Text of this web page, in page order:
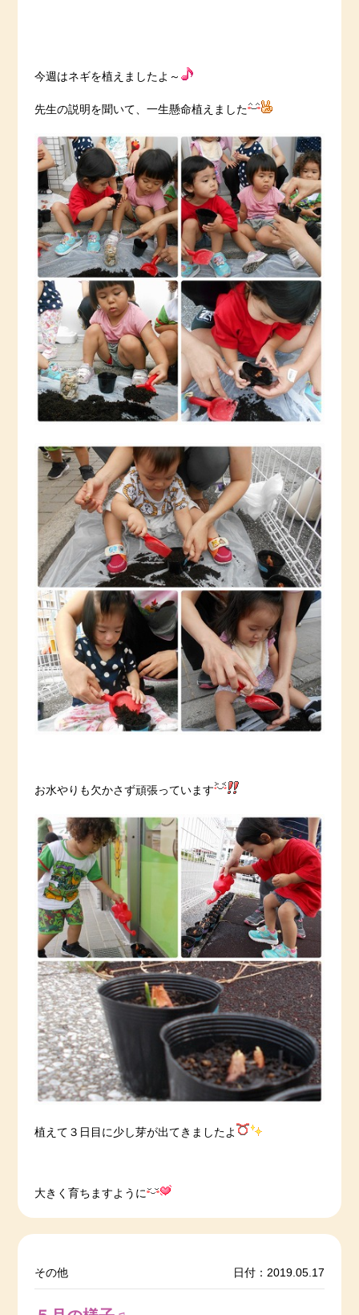
今週はネギを植えましたよ～
先生の説明を聞いて、一生懸命植えました
お水やりも欠かさず頑張っています
植えて３日目に少し芽が出てきましたよ
大きく育ちますように
その他 日付：2019.05.17